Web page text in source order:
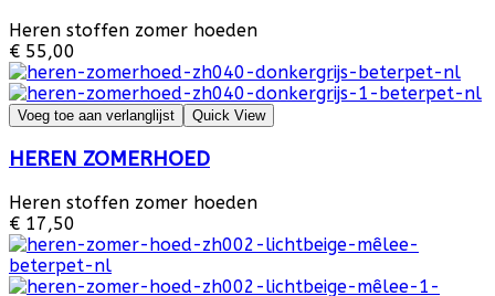
Heren stoffen zomer hoeden
€ 55,00
Voeg toe aan verlanglijst Quick View
HEREN ZOMERHOED
Heren stoffen zomer hoeden
€ 17,50